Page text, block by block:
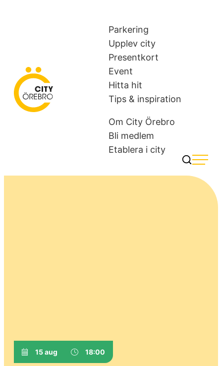
City Örebro
Parkering
Upplev city
Presentkort
Event
Hitta hit
Tips & inspiration
Om City Örebro
Bli medlem
Etablera i city
15 aug 18:00